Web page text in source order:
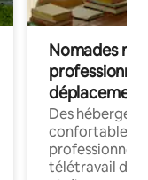
Nomades
déplacement
Des
confortables
professionnels
télétravail